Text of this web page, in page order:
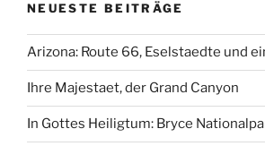
NEUESTE BEITRÄGE
Arizona: Route 66, Eselstaedte und
Ihre Majestaet, der Grand Canyon
In Gottes Heiligtum: Bryce